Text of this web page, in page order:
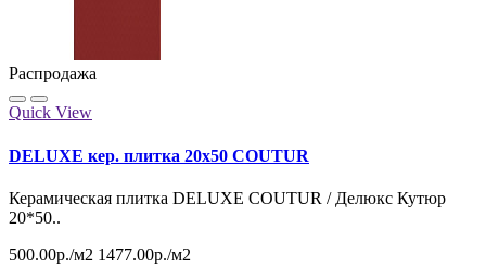
Распродажа
Quick View
DELUXE кер. плитка 20x50 COUTUR
Керамическая плитка DELUXE COUTUR / Делюкс Кутюр
20*50..
500.00р./м2 1477.00р./м2